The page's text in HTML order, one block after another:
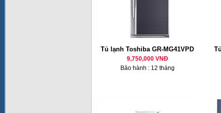
Tủ lạnh Toshiba GR-MG41VPD
9,750,000 VNĐ
Bảo hành : 12 tháng